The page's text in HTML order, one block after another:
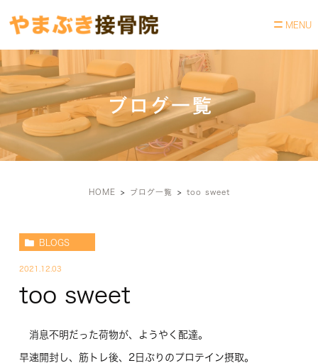
ブログ一覧
HOME ブログ一覧 too sweet
BLOGS
2021.12.03
too sweet
消息不明だった荷物が、ようやく配達。
早速開封し、筋トレ後、2日ぶりのプロテイン摂取。